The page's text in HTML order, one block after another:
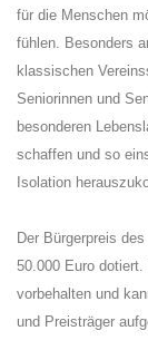
für die Menschen
fühlen. Besonders
klassischen
Seniorinnen und
besonderen
schaffen und so
Isolation
Der Bürgerpreis
50.000 Euro
vorbehalten und
und Preisträger